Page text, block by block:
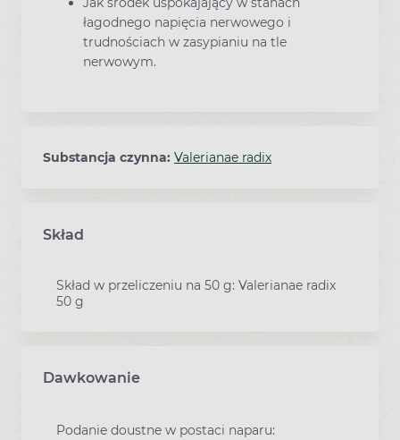
łagodnego napięcia nerwowego i
trudnościach w zasypianiu na tle
nerwowym.
Substancja czynna: Valerianae radix
Skład
Skład w przeliczeniu na 50 g: Valerianae radix
50 g
Dawkowanie
Podanie doustne w postaci naparu: